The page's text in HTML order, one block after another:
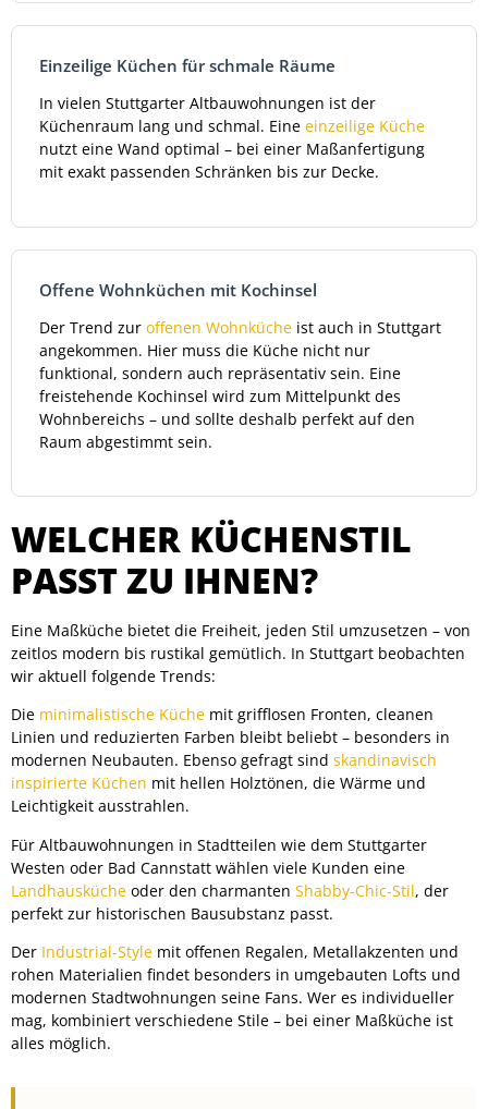
Einzeilige Küchen für schmale Räume
In vielen Stuttgarter Altbauwohnungen ist der
Küchenraum lang und schmal. Eine einzeilige Küche
nutzt eine Wand optimal – bei einer Maßanfertigung
mit exakt passenden Schränken bis zur Decke.
Offene Wohnküchen mit Kochinsel
Der Trend zur offenen Wohnküche ist auch in Stuttgart
angekommen. Hier muss die Küche nicht nur
funktional, sondern auch repräsentativ sein. Eine
freistehende Kochinsel wird zum Mittelpunkt des
Wohnbereichs – und sollte deshalb perfekt auf den
Raum abgestimmt sein.
WELCHER KÜCHENSTIL
PASST ZU IHNEN?
Eine Maßküche bietet die Freiheit, jeden Stil umzusetzen – von
zeitlos modern bis rustikal gemütlich. In Stuttgart beobachten
wir aktuell folgende Trends:
Die minimalistische Küche mit grifflosen Fronten, cleanen
Linien und reduzierten Farben bleibt beliebt – besonders in
modernen Neubauten. Ebenso gefragt sind skandinavisch
inspirierte Küchen mit hellen Holztönen, die Wärme und
Leichtigkeit ausstrahlen.
Für Altbauwohnungen in Stadtteilen wie dem Stuttgarter
Westen oder Bad Cannstatt wählen viele Kunden eine
Landhausküche oder den charmanten Shabby-Chic-Stil, der
perfekt zur historischen Bausubstanz passt.
Der Industrial-Style mit offenen Regalen, Metallakzenten und
rohen Materialien findet besonders in umgebauten Lofts und
modernen Stadtwohnungen seine Fans. Wer es individueller
mag, kombiniert verschiedene Stile – bei einer Maßküche ist
alles möglich.